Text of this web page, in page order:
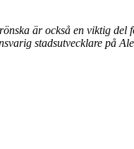
är också en viktig
stadsutvecklare på